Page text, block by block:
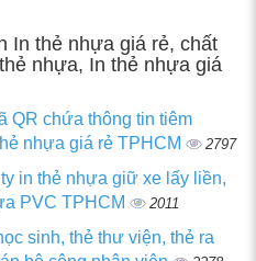
In thẻ nhựa giá rẻ, chất
nhựa, In thẻ nhựa giá
QR chứa thông tin tiêm
nhựa giá rẻ TPHCM
2797
in thẻ nhựa giữ xe lấy liền,
PVC TPHCM
2011
sinh, thẻ thư viện, thẻ ra